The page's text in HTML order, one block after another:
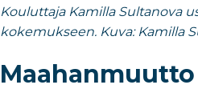
Kouluttaja Kamilla Sultanova
kokemukseen. Kuva: Kamilla